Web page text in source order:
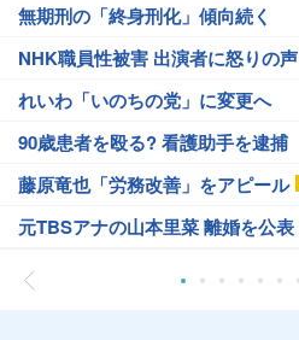
無期刑の「終身刑化」傾向続く
NHK職員性被害 出演者に怒りの声
れいわ「いのちの党」に変更へ
90歳患者を殴る? 看護助手を逮捕
藤原竜也「労務改善」をアピール
元TBSアナの山本里菜 離婚を公表